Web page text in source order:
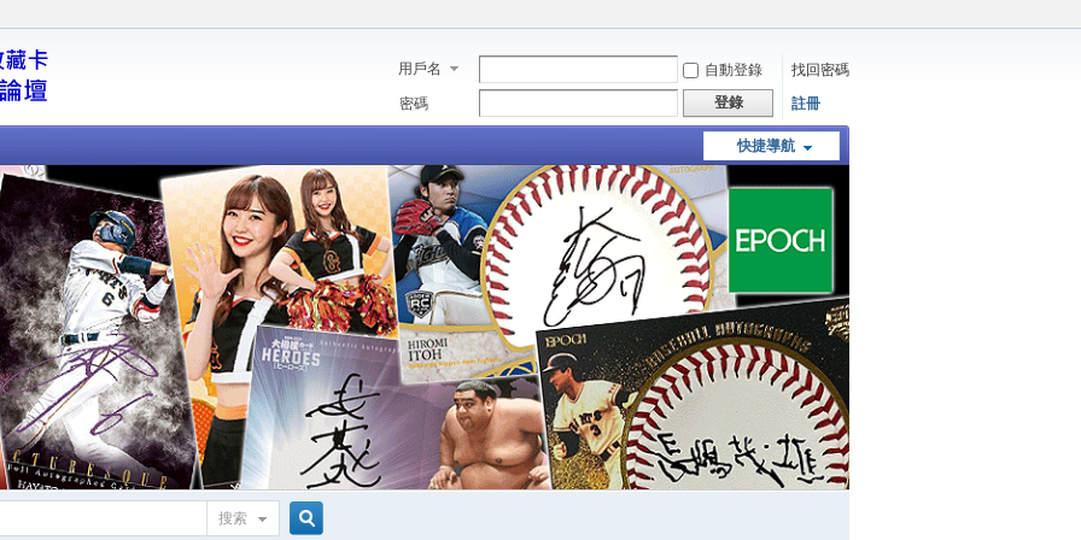
用戶名 自動登錄
找回密碼
密碼
登錄 註冊
快捷導航
搜索